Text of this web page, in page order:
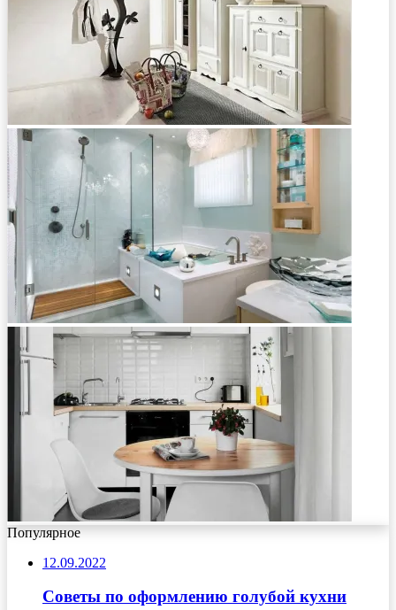
Популярное
12.09.2022
Советы по оформлению голубой кухни